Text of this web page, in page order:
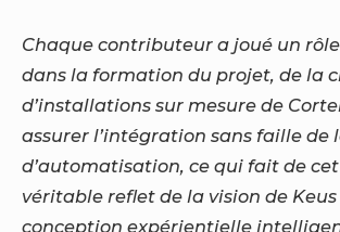
Chaque contributeur a joué un
dans la formation du projet, de la
d’installations sur mesure de
assurer l’intégration sans faille de
d’automatisation, ce qui fait de
véritable reflet de la vision de
conception expérientielle